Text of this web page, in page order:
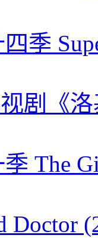
季
剧《
The
Doctor